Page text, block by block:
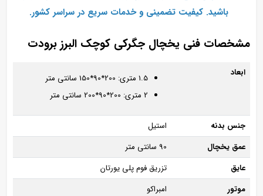
باشید. کیفیت تضمینی و خدمات سریع در سراسر کشور.
مشخصات فنی یخچال جگرکی کوچک البرز برودت
ابعاد
1.5 متری: 200*90*150 سانتی متر
2 متری: 200*90*200 سانتی متر
جنس بدنه
استیل
عمق یخچال
90 سانتی متر
عایق
تزریق فوم پلی یورتان
موتور
امبراکو